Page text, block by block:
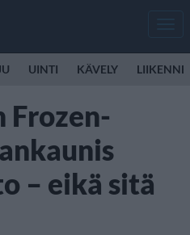
UINTI KÄVELY LIIKENNE
– eikä sitä